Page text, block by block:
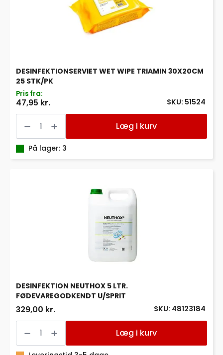
SKU: 51524
DESINFEKTIONSERVIET WET WIPE TRIAMIN 30X20CM
25 STK/PK
Pris fra:
47,95 kr.
DESINFEKTIONSERVIET
WET
TRIAMIN
30X20CM
Læg i kurv
På lager: 3
SKU: 48123184
DESINFEKTION NEUTHOX 5 LTR.
FØDEVAREGODKENDT U/SPRIT
329,00 kr.
DESINFEKTION
NEUTHOX
LTR.
Læg i kurv